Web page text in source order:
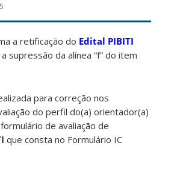
a retificação do Edital PIBITI
supressão da alínea “f” do item
para correção nos
do perfil do(a) orientador(a)
de avaliação de
que consta no Formulário IC